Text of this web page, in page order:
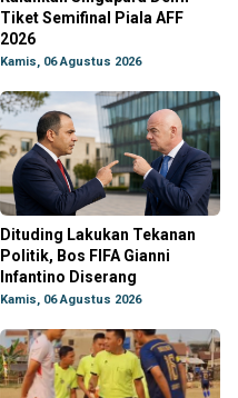
Tiket Semifinal Piala AFF
2026
Kamis, 06 Agustus 2026
Dituding Lakukan Tekanan
Politik, Bos FIFA Gianni
Infantino Diserang
Kamis, 06 Agustus 2026